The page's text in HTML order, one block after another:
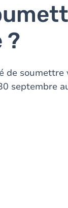
?
de soumettre
septembre